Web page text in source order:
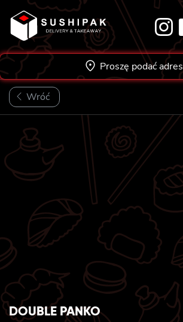
content
Proszę podać adres
Wróć
DOUBLE PANKO